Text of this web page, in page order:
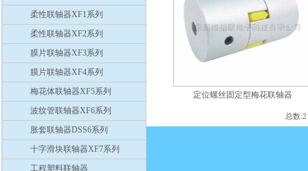
柔性联轴器XF1系列
柔性联轴器XF2系列
膜片联轴器XF3系列
膜片联轴器XF4系列
梅花体联轴器XF5系列
波纹管联轴器XF6系列
胀套联轴器DSS6系列
十字滑块联轴器XF7系列
工程塑料联轴器
定位螺丝固定型梅花联轴器
总数